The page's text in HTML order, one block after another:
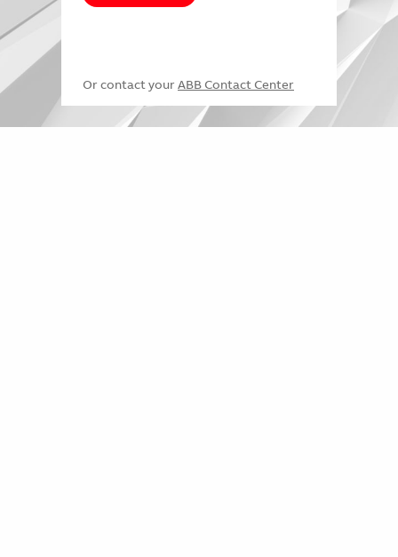
Or contact your ABB Contact Center